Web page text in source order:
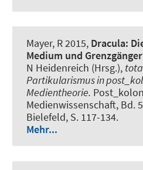
Mayer, R2015, Dracula:
Medium und Grenzgänger
N Heidenreich (Hrsg.),
Partikularismus in
Medientheorie.
Medienwissenschaft, Bd.
Bielefeld, S. 117-134.
Mehr...